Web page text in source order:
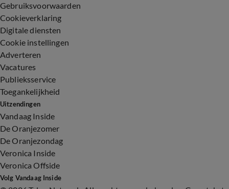
Gebruiksvoorwaarden
Cookieverklaring
Digitale diensten
Cookie instellingen
Adverteren
Vacatures
Publieksservice
Toegankelijkheid
Uitzendingen
Vandaag Inside
De Oranjezomer
De Oranjezondag
Veronica Inside
Veronica Offside
Volg Vandaag Inside